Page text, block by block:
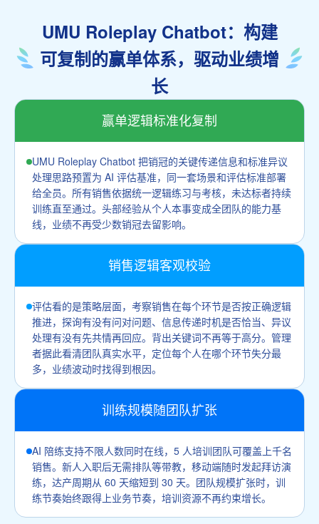
UMU Roleplay Chatbot：构建
可复制的赢单体系，驱动业绩增
长
赢单逻辑标准化复制
UMU Roleplay Chatbot 把销冠的关键传递信息和标准异议
处理思路预置为 AI 评估基准，同一套场景和评估标准部署
给全员。所有销售依据统一逻辑练习与考核，未达标者持续
训练直至通过。头部经验从个人本事变成全团队的能力基
线，业绩不再受少数销冠去留影响。
销售逻辑客观校验
评估看的是策略层面，考察销售在每个环节是否按正确逻辑
推进，探询有没有问对问题、信息传递时机是否恰当、异议
处理有没有先共情再回应。背出关键词不再等于高分。管理
者据此看清团队真实水平，定位每个人在哪个环节失分最
多，业绩波动时找得到根因。
训练规模随团队扩张
AI 陪练支持不限人数同时在线，5 人培训团队可覆盖上千名
销售。新人入职后无需排队等带教，移动端随时发起拜访演
练，达产周期从 60 天缩短到 30 天。团队规模扩张时，训
练节奏始终跟得上业务节奏，培训资源不再约束增长。